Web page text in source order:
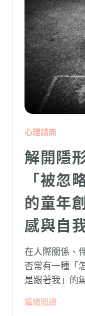
心理諮商
解開隱
「被忽
的童年
感與自
在人際關係、
否常有一種「
是跟著我」的
卻演變成兩敗
繼續閱讀